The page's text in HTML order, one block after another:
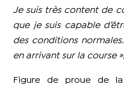
Je suis très content de
que je suis capable
des conditions
en arrivant sur la course »
Figure de proue de la